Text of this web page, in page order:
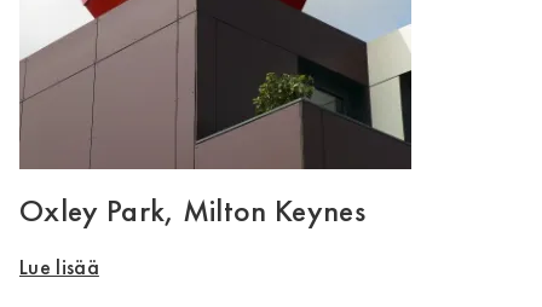
Oxley Park, Milton Keynes
Lue lisää